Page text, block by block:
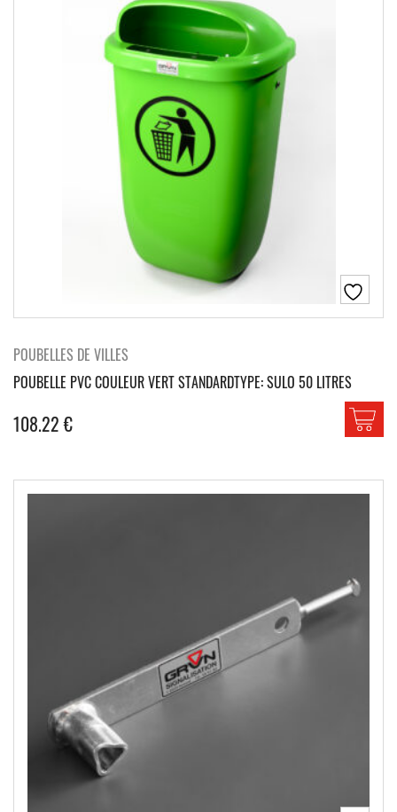
POUBELLES DE VILLES
POUBELLE PVC COULEUR VERT STANDARDTYPE: SULO 50 LITRES
108.22€